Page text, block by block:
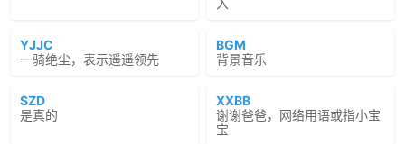
入
YJJC
一骑绝尘，表示遥遥领先
BGM
背景音乐
SZD
是真的
XXBB
谢谢爸爸，网络用语或指小宝
宝